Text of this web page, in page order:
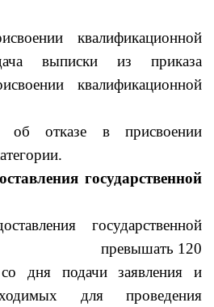
квалификационной
выписки из приказа
квалификационной
в присвоении
государственной
государственной
превышать 120
дня подачи заявления и
для проведения